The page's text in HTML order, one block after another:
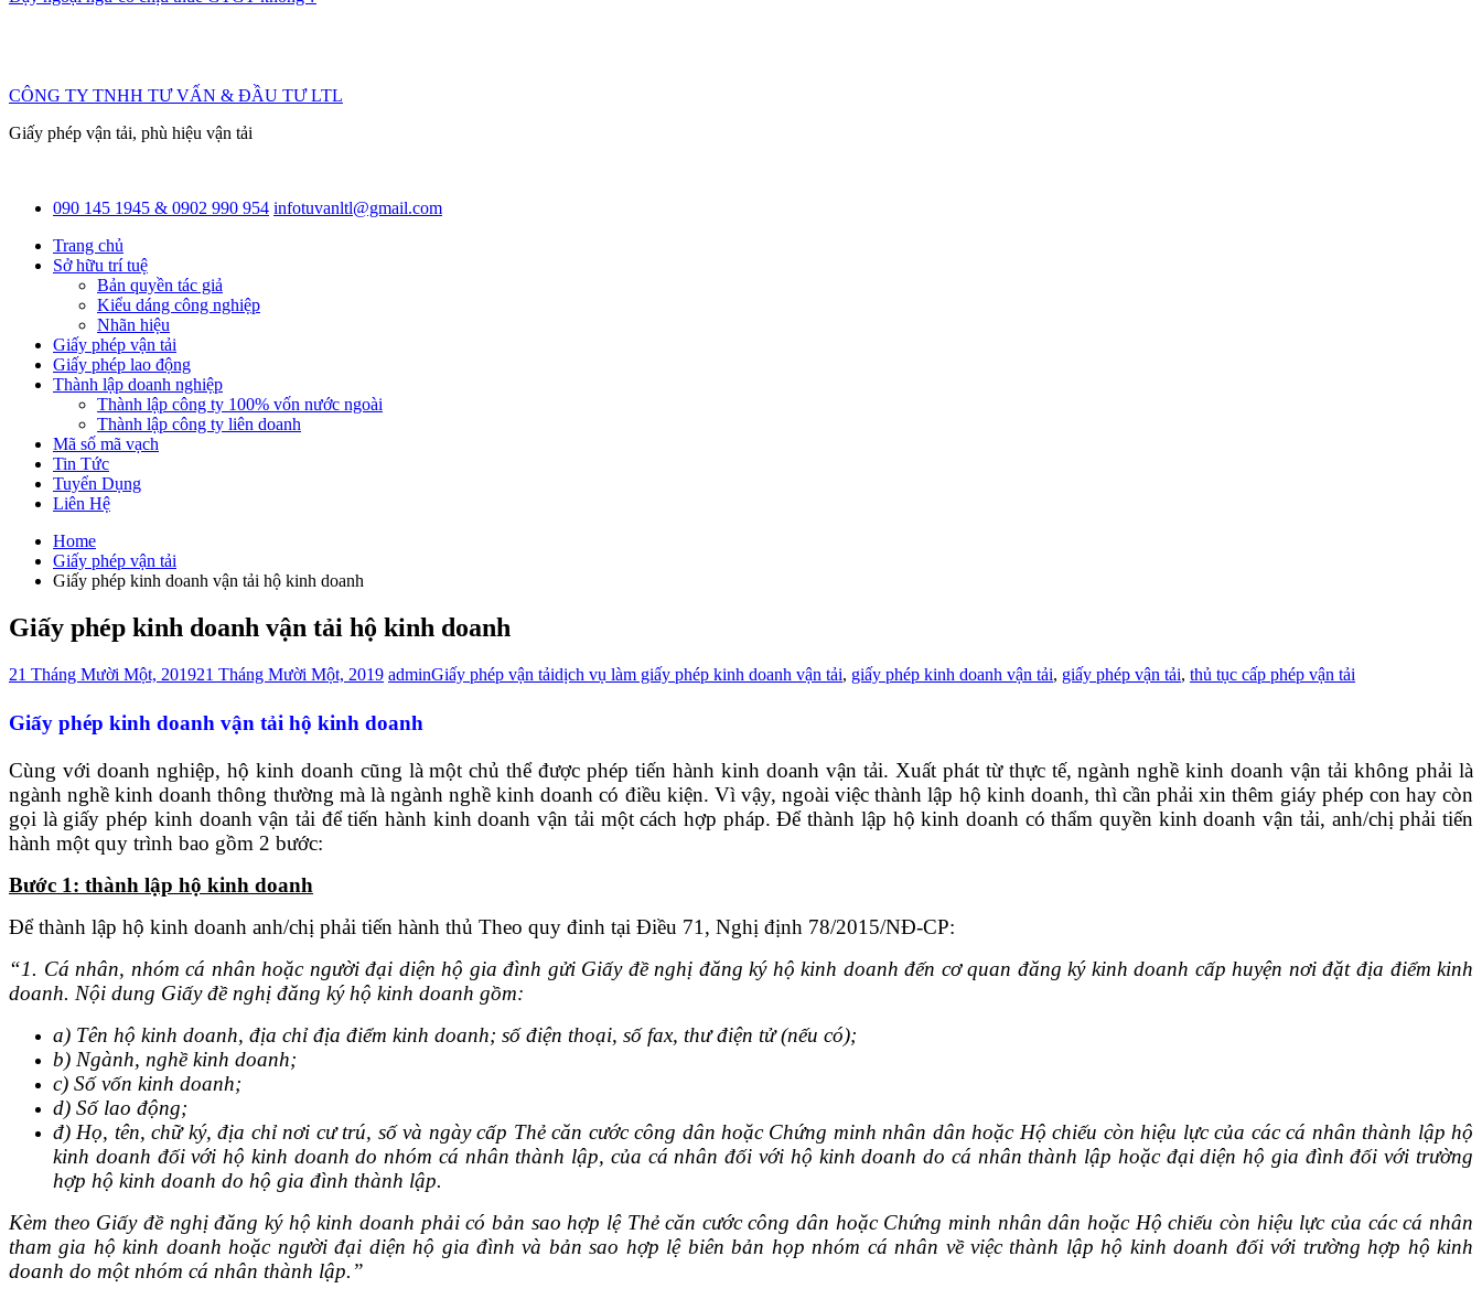
CÔNG TY TNHH TƯ VẤN & ĐẦU TƯ LTL
Giấy phép vận tải, phù hiệu vận tải
090 145 1945 & 0902 990 954 infotuvanltl@gmail.com
Trang chủ
Sở hữu trí tuệ
Bản quyền tác giả
Kiểu dáng công nghiệp
Nhãn hiệu
Giấy phép vận tải
Giấy phép lao động
Thành lập doanh nghiệp
Thành lập công ty 100% vốn nước ngoài
Thành lập công ty liên doanh
Mã số mã vạch
Tin Tức
Tuyển Dụng
Liên Hệ
Home
Giấy phép vận tải
Giấy phép kinh doanh vận tải hộ kinh doanh
Giấy phép kinh doanh vận tải hộ kinh doanh
21 Tháng Mười Một, 201921 Tháng Mười Một, 2019 adminGiấy phép vận tảidịch vụ làm giấy phép kinh doanh vận tải, giấy phép kinh doanh vận tải, giấy phép vận tải, thủ tục cấp phép vận tải
Giấy phép kinh doanh vận tải hộ kinh doanh
Cùng với doanh nghiệp, hộ kinh doanh cũng là một chủ thể được phép tiến hành kinh doanh vận tải. Xuất phát từ thực tế, ngành nghề kinh doanh vận tải không phải là
ngành nghề kinh doanh thông thường mà là ngành nghề kinh doanh có điều kiện. Vì vậy, ngoài việc thành lập hộ kinh doanh, thì cần phải xin thêm giáy phép con hay còn
gọi là giấy phép kinh doanh vận tải để tiến hành kinh doanh vận tải một cách hợp pháp. Để thành lập hộ kinh doanh có thẩm quyền kinh doanh vận tải, anh/chị phải tiến
hành một quy trình bao gồm 2 bước:
Bước 1: thành lập hộ kinh doanh
Để thành lập hộ kinh doanh anh/chị phải tiến hành thủ Theo quy đinh tại Điều 71, Nghị định 78/2015/NĐ-CP:
“1. Cá nhân, nhóm cá nhân hoặc người đại diện hộ gia đình gửi Giấy đề nghị đăng ký hộ kinh doanh đến cơ quan đăng ký kinh doanh cấp huyện nơi đặt địa điểm kinh
doanh. Nội dung Giấy đề nghị đăng ký hộ kinh doanh gồm:
a) Tên hộ kinh doanh, địa chỉ địa điểm kinh doanh; số điện thoại, số fax, thư điện tử (nếu có);
b) Ngành, nghề kinh doanh;
c) Số vốn kinh doanh;
d) Số lao động;
đ) Họ, tên, chữ ký, địa chỉ nơi cư trú, số và ngày cấp Thẻ căn cước công dân hoặc Chứng minh nhân dân hoặc Hộ chiếu còn hiệu lực của các cá nhân thành lập hộ
kinh doanh đối với hộ kinh doanh do nhóm cá nhân thành lập, của cá nhân đối với hộ kinh doanh do cá nhân thành lập hoặc đại diện hộ gia đình đối với trường
hợp hộ kinh doanh do hộ gia đình thành lập.
Kèm theo Giấy đề nghị đăng ký hộ kinh doanh phải có bản sao hợp lệ Thẻ căn cước công dân hoặc Chứng minh nhân dân hoặc Hộ chiếu còn hiệu lực của các cá nhân
tham gia hộ kinh doanh hoặc người đại diện hộ gia đình và bản sao hợp lệ biên bản họp nhóm cá nhân về việc thành lập hộ kinh doanh đối với trường hợp hộ kinh
doanh do một nhóm cá nhân thành lập.”